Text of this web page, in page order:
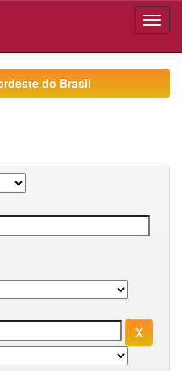
do Brasil